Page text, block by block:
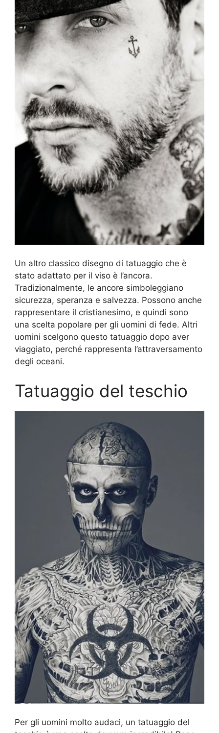
Un altro classico disegno di tatuaggio che è
stato adattato per il viso è l’ancora.
Tradizionalmente, le ancore simboleggiano
sicurezza, speranza e salvezza. Possono anche
rappresentare il cristianesimo, e quindi sono
una scelta popolare per gli uomini di fede. Altri
uomini scelgono questo tatuaggio dopo aver
viaggiato, perché rappresenta l’attraversamento
degli oceani.
Tatuaggio del teschio
Per gli uomini molto audaci, un tatuaggio del